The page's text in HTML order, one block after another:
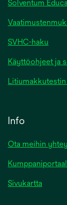
Solventum
SVHC-haku
Käyttöohjeet ja
Info
Ota meihin
Sivukartta